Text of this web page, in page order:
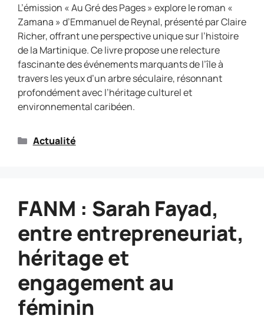
L’émission « Au Gré des Pages » explore le roman «
Zamana » d’Emmanuel de Reynal, présenté par Claire
Richer, offrant une perspective unique sur l’histoire
de la Martinique. Ce livre propose une relecture
fascinante des événements marquants de l’île à
travers les yeux d’un arbre séculaire, résonnant
profondément avec l’héritage culturel et
environnemental caribéen.
Actualité
FANM : Sarah Fayad,
entre entrepreneuriat,
héritage et
engagement au
féminin